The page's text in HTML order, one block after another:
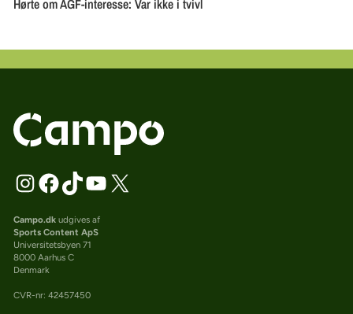
Campo.dkudgives af
Sports Content ApS
Universitetsbyen 71
8000 Aarhus C
Denmark
CVR-nr: 42457450